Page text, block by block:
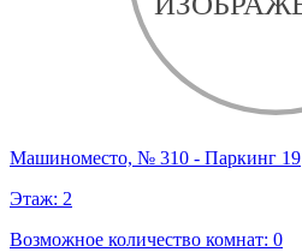
Машиноместо, № 310 - Паркинг 19
Этаж: 2
Возможное количество комнат: 0